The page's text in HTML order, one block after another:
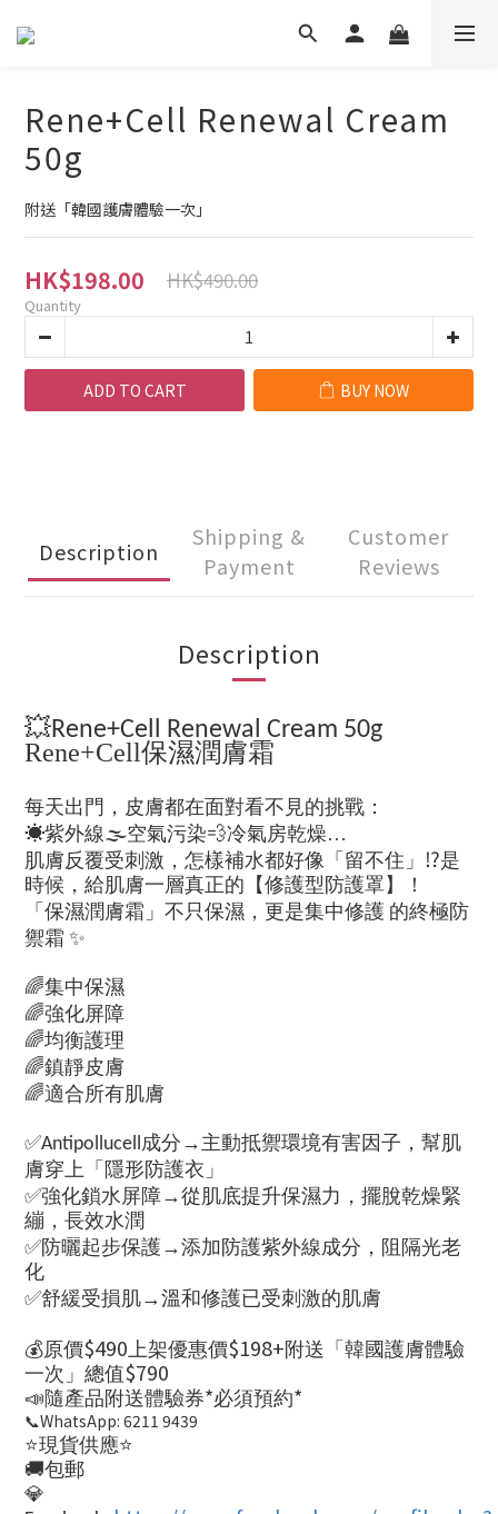
Rene+Cell Renewal Cream
50g
附送「韓國護膚體驗一次」
HK$198.00 HK$490.00
Quantity
ADD TO CART BUY NOW
Description
Shipping &
Payment
Customer
Reviews
Description
💥Rene+Cell Renewal Cream 50g
Rene+Cell保濕潤膚霜
每天出門，皮膚都在面對看不見的挑戰：
☀️紫外線🌫️空氣污染💨冷氣房乾燥…
肌膚反覆受刺激，怎樣補水都好像「留不住」 ⁉️是
時候，給肌膚一層真正的【修護型防護罩】！
「保濕潤膚霜」不只保濕，更是集中修護 的終極防
禦霜 ✨
🌈集中保濕
🌈強化屏障
🌈均衡護理
🌈鎮靜皮膚
🌈適合所有肌膚
✅Antipollucell成分→主動抵禦環境有害因子，幫肌
膚穿上「隱形防護衣」
✅強化鎖水屏障→從肌底提升保濕力，擺脫乾燥緊
繃，長效水潤
✅防曬起步保護→添加防護紫外線成分，阻隔光老
化
✅舒緩受損肌→溫和修護已受刺激的肌膚
💰原價$490上架優惠價$198+ 附送「韓國護膚體驗
一次」總值$790
📣隨產品附送體驗券*必須預約*
📞WhatsApp: 6211 9439
⭐️現貨供應⭐️
🚚包郵
💎